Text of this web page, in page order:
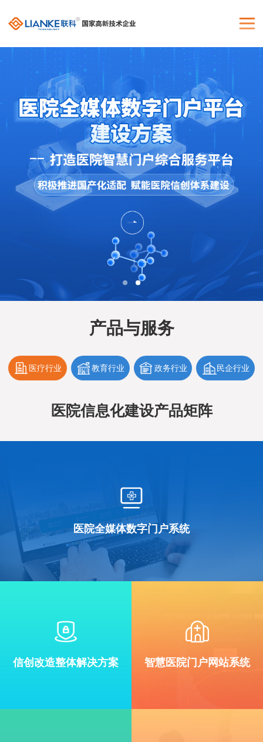
产品与服务
医疗行业 教育行业 政务行业 民企行业
医院信息化建设产品矩阵
医院全媒体数字门户系统
信创改造整体解决方案 智慧医院门户网站系统